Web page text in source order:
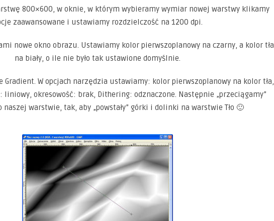
800×600, w oknie, w którym wybieramy wymiar nowej warstwy klikamy
zaawansowane i ustawiamy rozdzielczość na 1200 dpi.
nowe okno obrazu. Ustawiamy kolor pierwszoplanowy na czarny, a kolor tła
na biały, o ile nie było tak ustawione domyślnie.
Gradient. W opcjach narzędzia ustawiamy: kolor pierwszoplanowy na kolor tła,
liniowy, okresowość: brak, Dithering: odznaczone. Następnie „przeciągamy”
warstwie, tak, aby „powstały” górki i dolinki na warstwie Tło 🙂